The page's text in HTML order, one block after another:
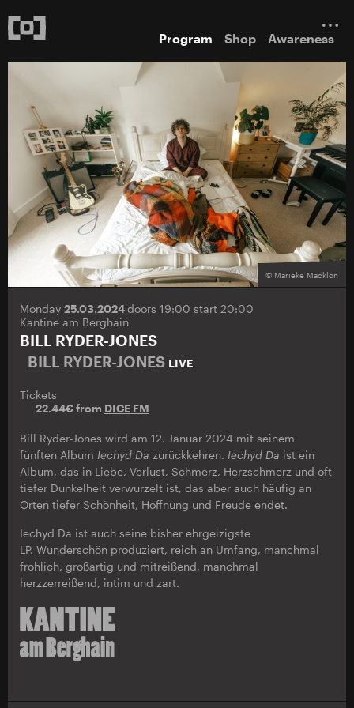
Program Shop Awareness
© Marieke Macklon
Monday 25.03.2024doors 19:00 start 20:00
Kantine am Berghain
BILL RYDER-JONES
BILL RYDER-JONES LIVE
Tickets
22.44€ from DICE FM
Bill Ryder-Jones wird am 12. Januar 2024 mit seinem
fünften Album Iechyd Da zurückkehren. Iechyd Da ist ein
Album, das in Liebe, Verlust, Schmerz, Herzschmerz und oft
tiefer Dunkelheit verwurzelt ist, das aber auch häufig an
Orten tiefer Schönheit, Hoffnung und Freude endet.
Iechyd Da ist auch seine bisher ehrgeizigste
LP. Wunderschön produziert, reich an Umfang, manchmal
fröhlich, großartig und mitreißend, manchmal
herzzerreißend, intim und zart.